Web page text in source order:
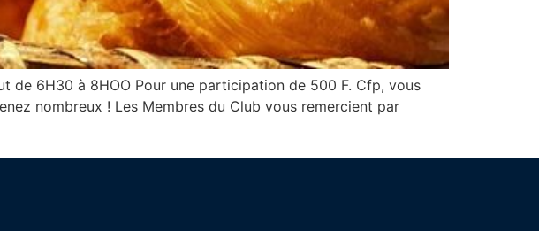
de 6H30 à 8HOO Pour une participation de 500 F. Cfp, vous
nombreux ! Les Membres du Club vous remercient par